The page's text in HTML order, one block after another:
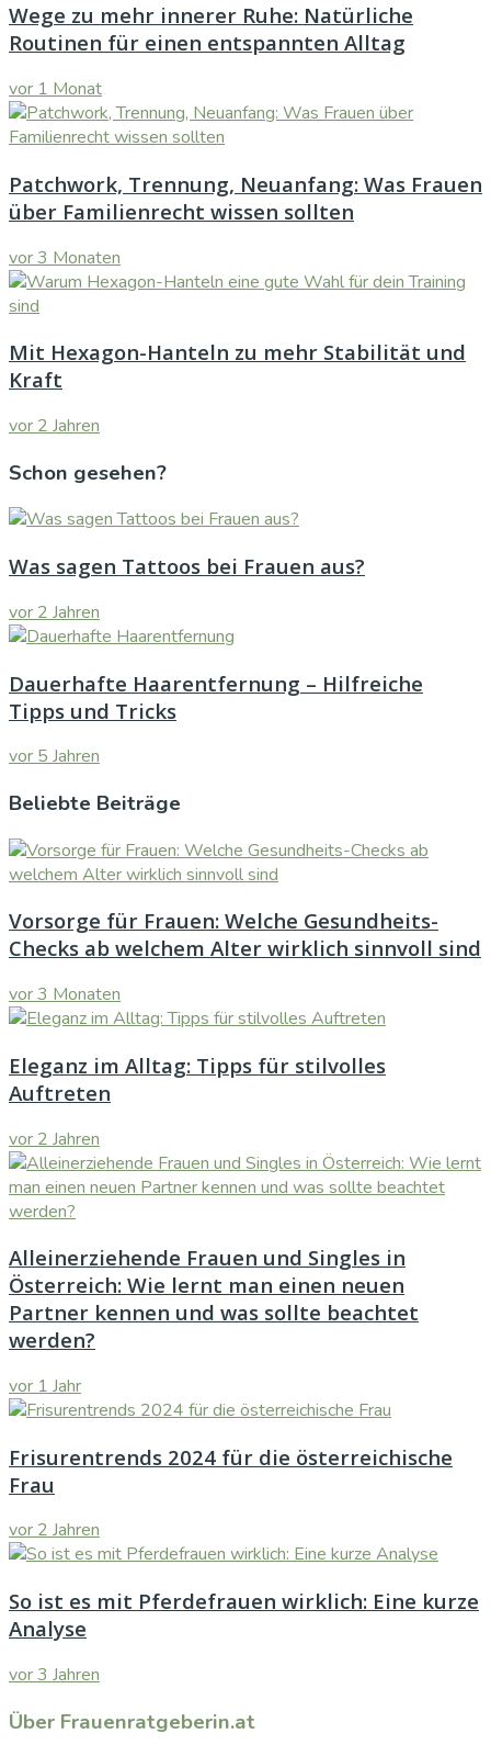
Wege zu mehr innerer Ruhe: Natürliche
Routinen für einen entspannten Alltag
vor 1 Monat
Patchwork, Trennung, Neuanfang: Was Frauen
über Familienrecht wissen sollten
vor 3 Monaten
Mit Hexagon-Hanteln zu mehr Stabilität und
Kraft
vor 2 Jahren
Schon gesehen?
Was sagen Tattoos bei Frauen aus?
vor 2 Jahren
Dauerhafte Haarentfernung – Hilfreiche
Tipps und Tricks
vor 5 Jahren
Beliebte Beiträge
Vorsorge für Frauen: Welche Gesundheits-
Checks ab welchem Alter wirklich sinnvoll sind
vor 3 Monaten
Eleganz im Alltag: Tipps für stilvolles
Auftreten
vor 2 Jahren
Alleinerziehende Frauen und Singles in
Österreich: Wie lernt man einen neuen
Partner kennen und was sollte beachtet
werden?
vor 1 Jahr
Frisurentrends 2024 für die österreichische
Frau
vor 2 Jahren
So ist es mit Pferdefrauen wirklich: Eine kurze
Analyse
vor 3 Jahren
Über Frauenratgeberin.at